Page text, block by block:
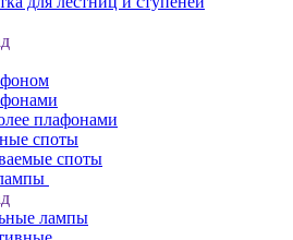
плафонами
споты
споты
лампы